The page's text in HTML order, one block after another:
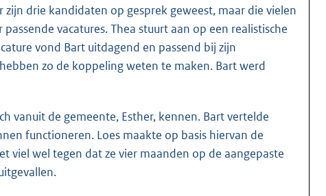
drie kandidaten op gesprek geweest, maar die vielen
vacatures. Thea stuurt aan op een realistische
vond Bart uitdagend en passend bij zijn
zo de koppeling weten te maken. Bart werd
vanuit de gemeente, Esther, kennen. Bart vertelde
functioneren. Loes maakte op basis hiervan de
viel wel tegen dat ze vier maanden op de aangepaste